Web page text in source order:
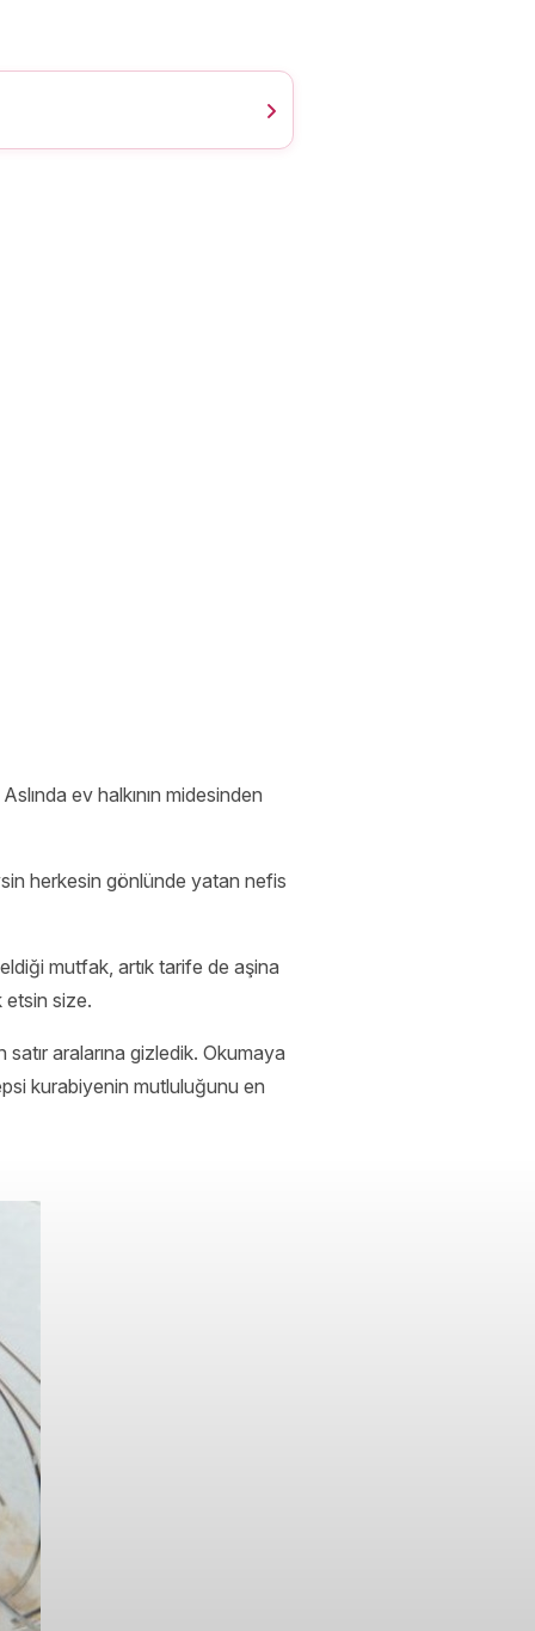
ev halkının midesinden
herkesin gönlünde yatan nefis
mutfak, artık tarife de aşina
etsin size.
aralarına gizledik. Okumaya
kurabiyenin mutluluğunu en